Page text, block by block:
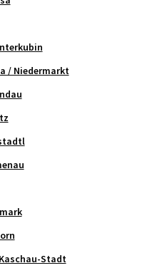
/ Niedermarkt
Stadt